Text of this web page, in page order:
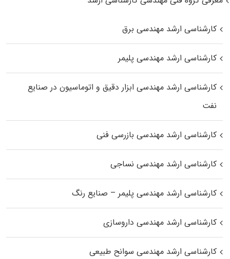
کارشناسی ارشد مهندسی برق
کارشناسی ارشد مهندسی پلیمر
کارشناسی ارشد مهندسی ابزار دقیق و اتوماسیون در صنایع
نفت
کارشناسی ارشد مهندسی بازرسی فنی
کارشناسی ارشد مهندسی نساجی
کارشناسی ارشد مهندسی پلیمر – صنایع رنگ
کارشناسی ارشد مهندسی داروسازی
کارشناسی ارشد مهندسی سوانح طبیعی